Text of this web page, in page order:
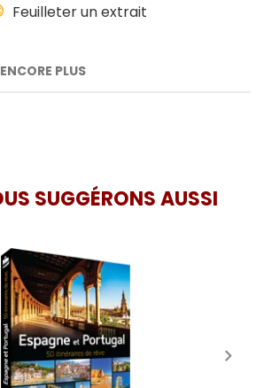
Feuilleter un extrait
ENCORE PLUS
SUGGÉRONS AUSSI